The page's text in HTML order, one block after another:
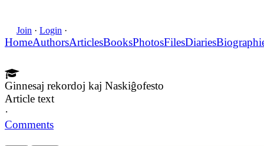
Join · Login ·
HomeAuthorsArticlesBooksPhotosFilesDiaries
Ginnesaj rekordoj kaj Naskiĝofesto
Article text
·
Comments